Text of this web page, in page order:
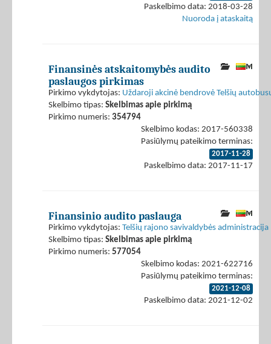
Paskelbimo data: 2018-03-28
Nuoroda į ataskaitą
Finansinės atskaitomybės audito
paslaugos pirkimas
Pirkimo vykdytojas: Uždaroji akcinė bendrovė Telšių
Skelbimo tipas: Skelbimas apie pirkimą
Pirkimo numeris: 354794
Skelbimo kodas: 2017-560338
Pasiūlymų pateikimo terminas:
2017-11-28
Paskelbimo data: 2017-11-17
Finansinio audito paslauga
Pirkimo vykdytojas: Telšių rajono savivaldybės administracija
Skelbimo tipas: Skelbimas apie pirkimą
Pirkimo numeris: 577054
Skelbimo kodas: 2021-622716
Pasiūlymų pateikimo terminas:
2021-12-08
Paskelbimo data: 2021-12-02